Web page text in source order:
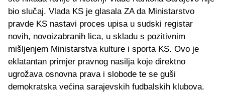
bio slučaj. Vlada KS je glasala ZA da Ministarstvo
pravde KS nastavi proces upisa u sudski registar
novih, novoizabranih lica, u skladu s pozitivnim
mišljenjem Ministarstva kulture i sporta KS. Ovo je
eklatantan primjer pravnog nasilja koje direktno
ugrožava osnovna prava i slobode te se guši
demokratska većina sarajevskih fudbalskih klubova.